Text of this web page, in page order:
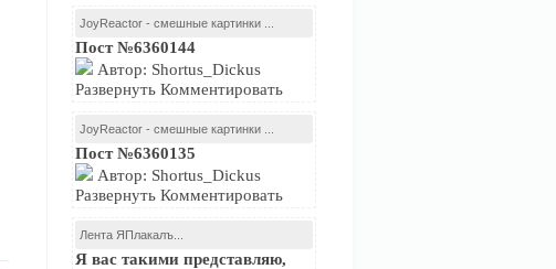
JoyReactor - смешные картинки ...
Пост №6360144
Автор: Shortus_Dickus
Развернуть Комментировать
JoyReactor - смешные картинки ...
Пост №6360135
Автор: Shortus_Dickus
Развернуть Комментировать
Лента ЯПлакалъ...
Я вас такими представляю,